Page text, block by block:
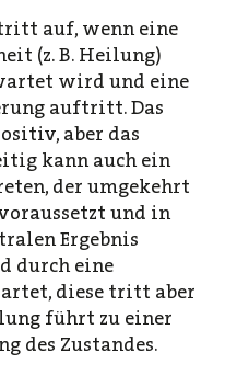
auf, wenn eine
(z. B. Heilung)
wird und eine
auftritt. Das
aber das
kann auch ein
der umgekehrt
und in
Ergebnis
durch eine
diese tritt aber
führt zu einer
des Zustandes.